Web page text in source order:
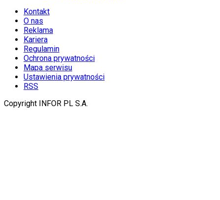
Kontakt
O nas
Reklama
Kariera
Regulamin
Ochrona prywatności
Mapa serwisu
Ustawienia prywatności
RSS
Copyright INFOR PL S.A.